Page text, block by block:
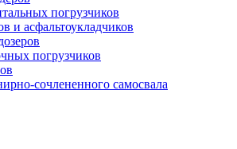
погрузчиков
и асфальтоукладчиков
погрузчиков
сочлененного самосвала